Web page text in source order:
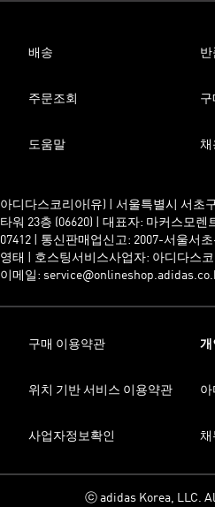
배송 반
주문조회 구
도움말 채
아디다스코리아(유) | 서울특별시 서초
타워 23층 (06620) | 대표자: 마커스모
07412 | 통신판매업신고: 2007-서울서
영태 | 호스팅서비스사업자: 아디다스코
이메일:
구매 이용약관 개
위치 기반 서비스 이용약관 아
사업자정보확인 채
ⓒ adidas Korea, LLC.